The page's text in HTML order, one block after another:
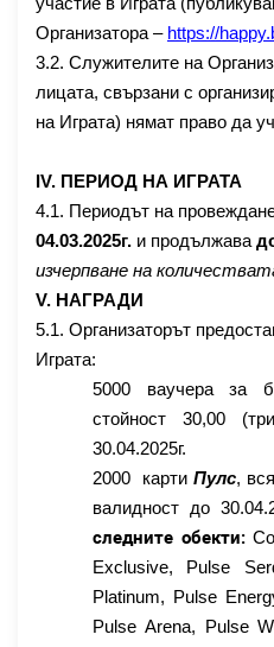
Организатора – https://
3.2. Служителите на
лицата, свързани с
на Играта) нямат право да
ІV. ПЕРИОД НА ИГРАТА
4.1. Периодът на
04.03.2025г. и продължава
изчерпване на
V. НАГРАДИ
5.1. Организаторът
Играта:
5000 ваучера за
стойност 30,00
30.04.2025г.
2000 карти Пулс,
валидност до
следните обекти:
Exclusive, Pulse
Platinum, Pulse
Pulse Аrena, Pulse